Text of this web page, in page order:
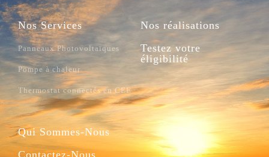
Nos Services
Panneaux Photovoltaïques
Pompe à chaleur
Thermostat connectés en CEE
Nos réalisations
Testez votre
éligibilité
Qui Sommes-Nous